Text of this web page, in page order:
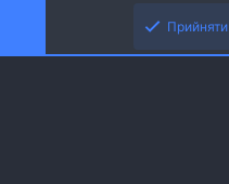
S
Прийняти